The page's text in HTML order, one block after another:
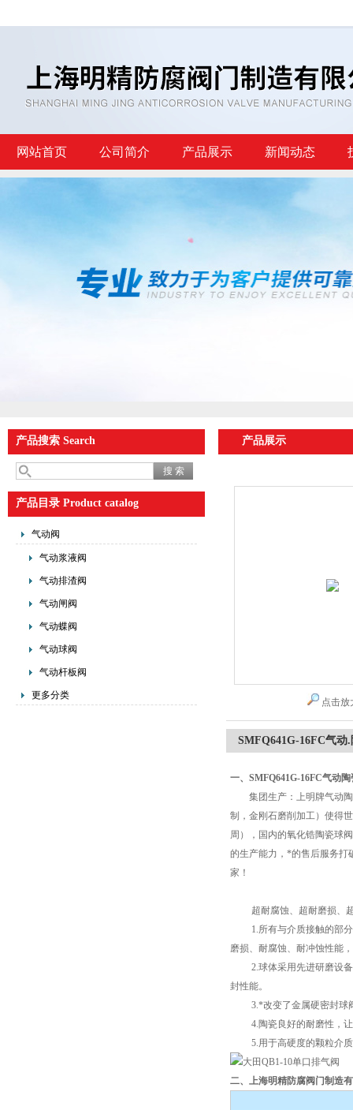
网站首页 公司简介 产品展示 新闻动态
产品搜索 Search
产品目录 Product catalog
气动阀
气动浆液阀
气动排渣阀
气动闸阀
气动蝶阀
气动球阀
气动杆板阀
更多分类
产品展示
点击放
SMFQ641G-16FC气动
一、SMFQ641G-16FC气动
集团生产：上明牌气动陶
制，金刚石磨削加工）使得
周），国内的氧化锆陶瓷球
的生产能力，*的售后服务打
家！
超耐腐蚀、超耐磨损、超
1.所有与介质接触的部分
磨损、耐腐蚀、耐冲蚀性能
2.球体采用先进研磨设备
封性能。
3.*改变了金属硬密封球阀
4.陶瓷良好的耐磨性，让
5.用于高硬度的颗粒介质
二、上海明精防腐阀门制造